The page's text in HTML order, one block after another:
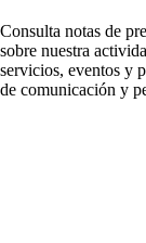
Consulta notas de
sobre nuestra
servicios, eventos y
de comunicación y